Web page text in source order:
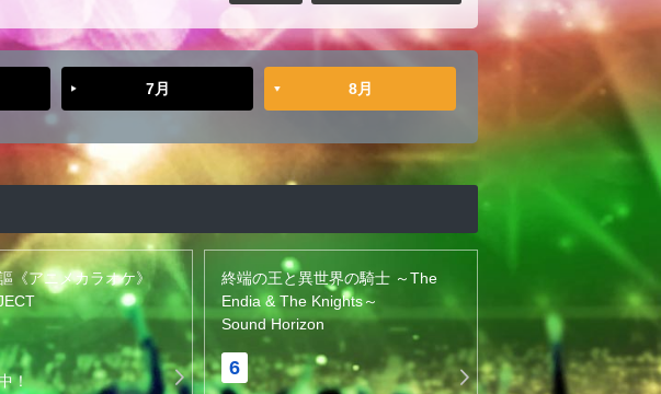
7月 8月
《アニメカラオケ》
！
終端の王と異世界の騎士 ～The
Endia & The Knights～
Sound Horizon
6